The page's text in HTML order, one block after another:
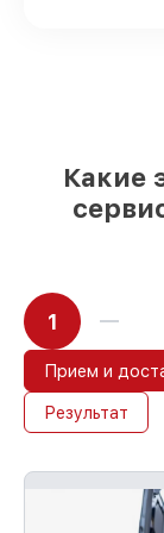
Какие
1
Прием и
Результат